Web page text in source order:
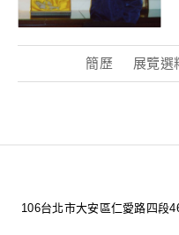
簡歷 展覽選
106台北市大安區仁愛路四段